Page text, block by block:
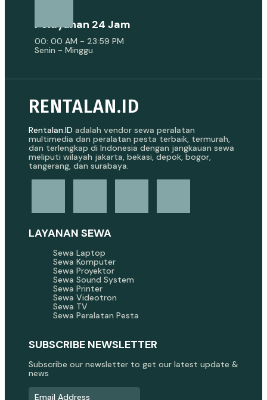
Pelayanan 24 Jam
00: 00 AM - 23:59 PM
Senin - Minggu
RENTALAN.ID
Rentalan.ID adalah vendor sewa peralatan
multimedia dan peralatan pesta terbaik, termurah,
dan terlengkap di Indonesia dengan jangkauan sewa
meliputi wilayah jakarta, bekasi, depok, bogor,
tangerang, dan surabaya.
LAYANAN SEWA
Sewa Laptop
Sewa Komputer
Sewa Proyektor
Sewa Sound System
Sewa Printer
Sewa Videotron
Sewa TV
Sewa Peralatan Pesta
SUBSCRIBE NEWSLETTER
Subscribe our newsletter to get our latest update &
news